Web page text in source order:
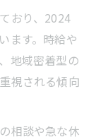
おり、2024
ます。時給や
地域密着型の
視される傾向
相談や急な休